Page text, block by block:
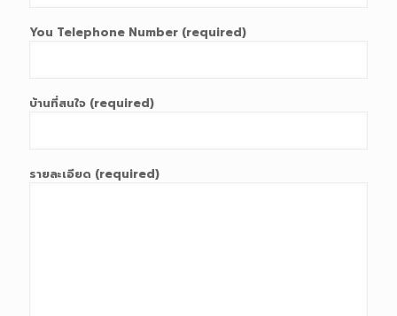
You Telephone Number (required)
บ้านที่สนใจ (required)
รายละเอียด (required)